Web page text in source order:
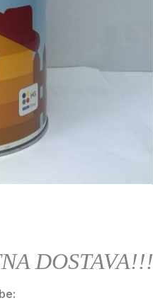
DOSTAVA!!!